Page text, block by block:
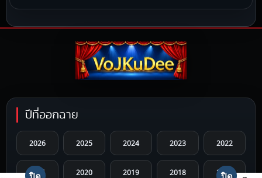
ปีที่ออกฉาย
2026 2025 2024 2023 2022
2021 2020 2019 2018 2017